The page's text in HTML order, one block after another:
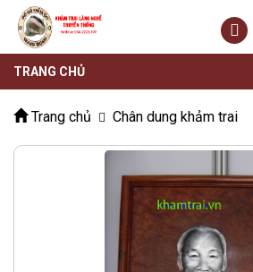
TRANG CHỦ
Trang chủ Chân dung khảm trai